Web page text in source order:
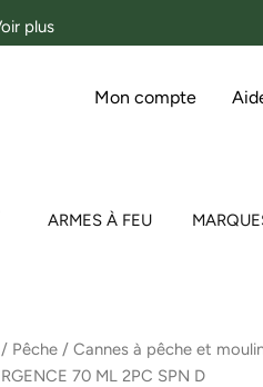
plus
Mon compte
ARMES À FEU
/ Pêche /Cannes à pêche et
70 ML 2PC SPN D